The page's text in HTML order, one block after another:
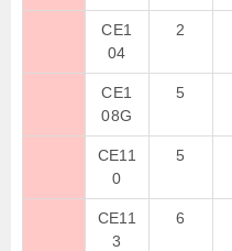
CE1
04
2
CE1
08G
5
CE11
0
5
CE11
3
6